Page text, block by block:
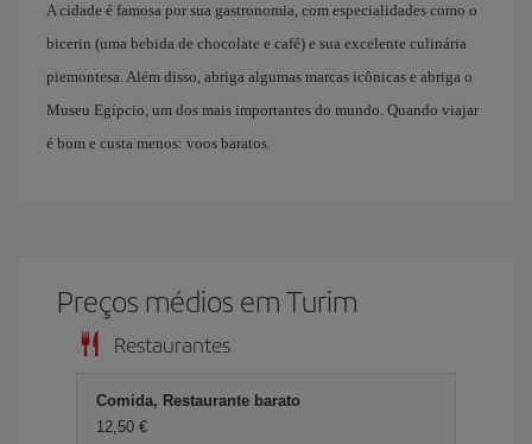
A cidade é famosa por sua gastronomia, com especialidades como o
bicerin (uma bebida de chocolate e café) e sua excelente culinária
piemontesa. Além disso, abriga algumas marcas icônicas e abriga o
Museu Egípcio, um dos mais importantes do mundo. Quando viajar
é bom e custa menos: voos baratos.
Preços médios em Turim
Restaurantes
Comida, Restaurante barato
12,50 €